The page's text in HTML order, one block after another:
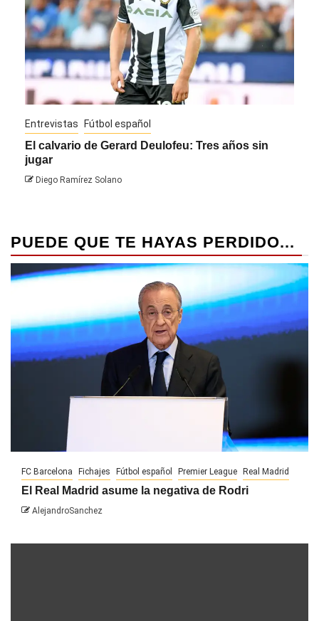
Entrevistas Fútbol español
El calvario de Gerard Deulofeu: Tres años sin
jugar
Diego Ramírez Solano
PUEDE QUE TE HAYAS PERDIDO...
FC Barcelona Fichajes Fútbol español Premier League Real Madrid
El Real Madrid asume la negativa de Rodri
AlejandroSanchez